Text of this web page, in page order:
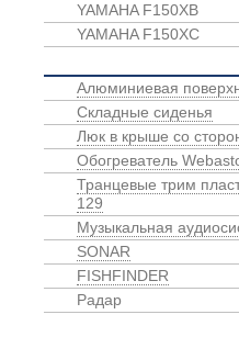
YAMAHA F150XB
YAMAHA F150XC
Алюминиевая
Складные сиденья
Люк в крыше со
Обогреватель
Транцевые трим
129
Музыкальная
SONAR
FISHFINDER
Радар